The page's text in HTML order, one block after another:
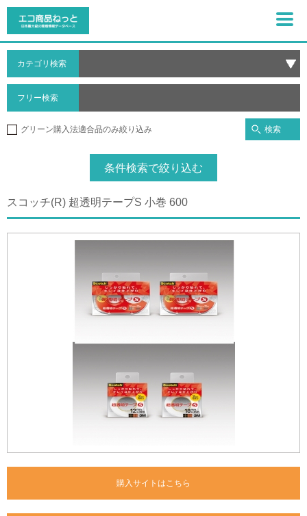
カテゴリ検索
フリー検索
グリーン購入法適合品のみ絞り込み 検索
条件検索で絞り込む
スコッチ(R) 超透明テープS 小巻 600
購入サイトはこちら